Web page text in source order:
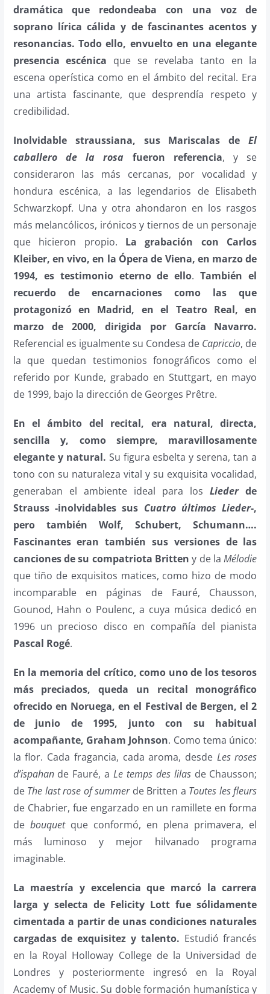
dramática que redondeaba con una voz de
soprano lírica cálida y de fascinantes acentos y
resonancias. Todo ello, envuelto en una elegante
presencia escénica que se revelaba tanto en la
escena operística como en el ámbito del recital. Era
una artista fascinante, que desprendía respeto y
credibilidad.
Inolvidable straussiana, sus Mariscalas deEl
caballero de la rosa fueron referencia, y se
consideraron las más cercanas, por vocalidad y
hondura escénica, a las legendarios de Elisabeth
Schwarzkopf. Una y otra ahondaron en los rasgos
más melancólicos, irónicos y tiernos de un personaje
que hicieron propio. La grabación con Carlos
Kleiber, en vivo, en la Ópera de Viena, en marzo de
1994, es testimonio eterno de ello.También el
recuerdo de encarnaciones como las que
protagonizó en Madrid, en el Teatro Real, en
marzo de 2000, dirigida por García Navarro.
Referencial es igualmente su Condesa de Capriccio, de
la que quedan testimonios fonográficos como el
referido por Kunde, grabado en Stuttgart, en mayo
de 1999, bajo la dirección de Georges Prêtre.
En el ámbito del recital, era natural, directa,
sencilla y, como siempre, maravillosamente
elegante y natural. Su figura esbelta y serena, tan a
tono con su naturaleza vital y su exquisita vocalidad,
generaban el ambiente ideal para losLiederde
Strauss -inolvidables sus Cuatro últimos Lieder-,
pero también Wolf, Schubert, Schumann….
Fascinantes eran también sus versiones de las
canciones de su compatriota Britten y de laMélodie
que tiño de exquisitos matices, como hizo de modo
incomparable en páginas de Fauré, Chausson,
Gounod, Hahn o Poulenc, a cuya música dedicó en
1996 un precioso disco en compañía del pianista
Pascal Rogé.
En la memoria del crítico, como uno de los tesoros
más preciados, queda un recital monográfico
ofrecido en Noruega, en el Festival de Bergen, el 2
de junio de 1995, junto con su habitual
acompañante, Graham Johnson. Como tema único:
la flor. Cada fragancia, cada aroma, desde Les roses
d’ispahande Fauré, aLe temps des lilasde Chausson;
de The last rose of summerde Britten a Toutes les fleurs
de Chabrier, fue engarzado en un ramillete en forma
de bouquetque conformó, en plena primavera, el
más luminoso y mejor hilvanado programa
imaginable.
La maestría y excelencia que marcó la carrera
larga y selecta de Felicity Lott fue sólidamente
cimentada a partir de unas condiciones naturales
cargadas de exquisitez y talento. Estudió francés
en la Royal Holloway College de la Universidad de
Londres y posteriormente ingresó en la Royal
Academy of Music. Su doble formación humanística y